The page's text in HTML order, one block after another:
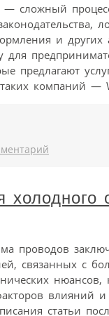
— сложный
и других
для
предлагают
компаний —
холодного
проводов
связанных с
нюансов,
влияний
статьи